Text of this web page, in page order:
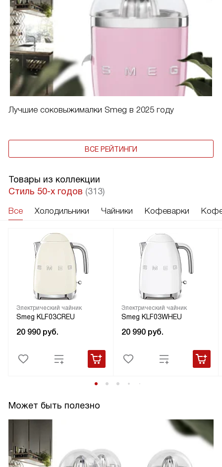
Лучшие соковыжималки Smeg в 2025 году
ВСЕ РЕЙТИНГИ
Товары из коллекции
Стиль 50-х годов (313)
Все Холодильники Чайники Кофеварки
Электрический чайник
Smeg KLF03CREU
20 990 руб.
Электрический чайник
Smeg KLF03WHEU
20 990 руб.
Может быть полезно